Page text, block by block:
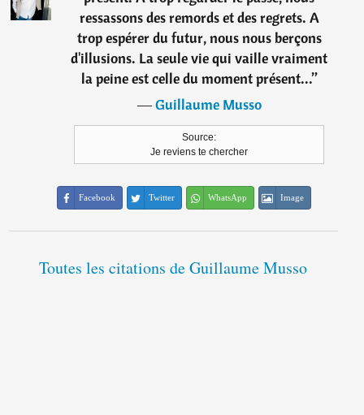
ressassons des remords et des regrets. A
trop espérer du futur, nous nous berçons
d'illusions. La seule vie qui vaille vraiment
la peine est celle du moment présent...”
―Guillaume Musso
Source:
Je reviens te chercher
Facebook Twitter WhatsApp Image
Toutes les citations de Guillaume Musso